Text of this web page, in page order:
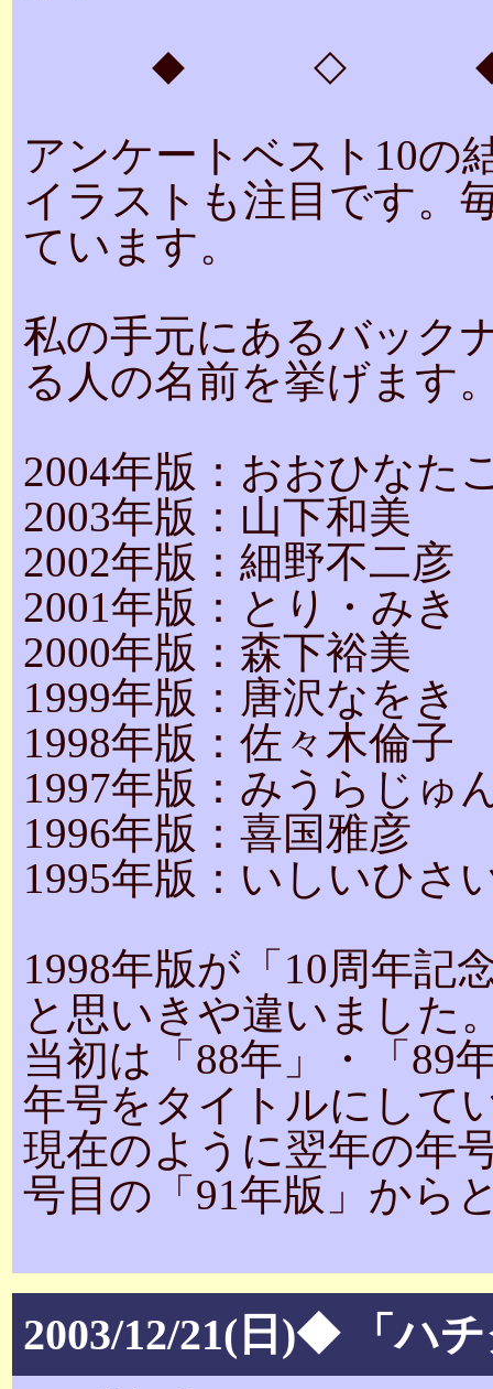
◆ ◇
アンケートベスト10の
イラストも注目です。
ています。
私の手元にあるバック
る人の名前を挙げます
2004年版：おおひなた
2003年版：山下和美
2002年版：細野不二彦
2001年版：とり・みき
2000年版：森下裕美
1999年版：唐沢なをき
1998年版：佐々木倫子
1997年版：みうらじゅ
1996年版：喜国雅彦
1995年版：いしいひさ
1998年版が「10周年記
と思いきや違いました
当初は「88年」・「89
年号をタイトルにして
現在のように翌年の年
号目の「91年版」から
2003/12/21(日)◆ 「ハ